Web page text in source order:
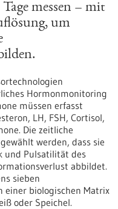
messen – mit
um
Hormonmonitoring
müssen erfasst
LH, FSH, Cortisol,
Die zeitliche
werden, dass sie
und Pulsatilität des
abbildet.
sieben
einer biologischen Matrix
oder Speichel.